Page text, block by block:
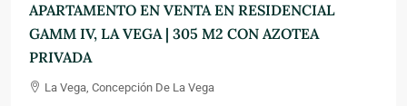
APARTAMENTO EN VENTA EN RESIDENCIAL
GAMM IV, LA VEGA | 305 M2 CON AZOTEA
PRIVADA
La Vega, Concepción De La Vega